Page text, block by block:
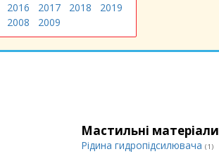
2016 2017 2018
2019
2008 2009
Мастильні матеріали
Рідина гидропідсилювача (1)